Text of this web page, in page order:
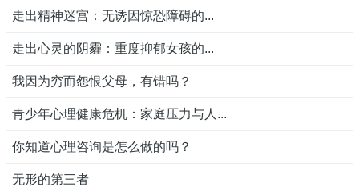
走出精神迷宫：无诱因惊恐障碍的...
走出心灵的阴霾：重度抑郁女孩的...
我因为穷而怨恨父母，有错吗？
青少年心理健康危机：家庭压力与人...
你知道心理咨询是怎么做的吗？
无形的第三者